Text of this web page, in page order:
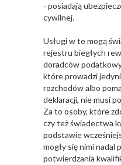
- posiadają
cywilnej.
Usługi w te mogą
rejestru biegłych
doradców
które prowadzi
rozchodów albo
deklaracji, nie musi
Za to osoby, które
czy też świadectwa
podstawie
mogły się nimi nadal
potwierdzania